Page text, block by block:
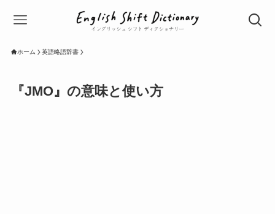
ホーム 英語略語辞書
『JMO』の意味と使い方